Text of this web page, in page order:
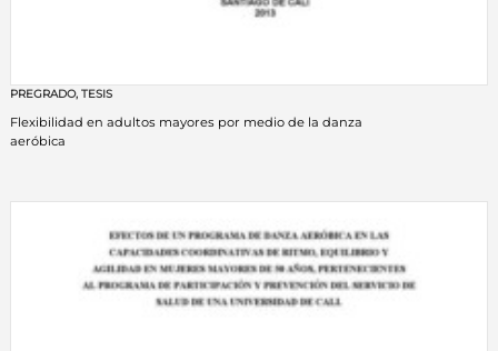
PREGRADO, TESIS
Flexibilidad en adultos mayores por medio de la danza
aeróbica